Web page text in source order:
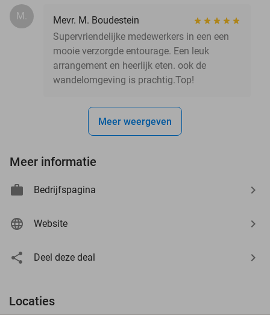
M.
Mevr. M. Boudestein
Supervriendelijke medewerkers in een een
mooie verzorgde entourage. Een leuk
arrangement en heerlijk eten. ook de
wandelomgeving is prachtig.Top!
Meer weergeven
Meer informatie
Bedrijfspagina
Website
Deel deze deal
Locaties